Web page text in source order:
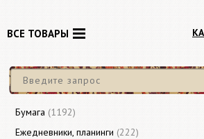
ВСЕ ТОВАРЫ
Бумага (1192)
Ежедневники, планинги (222)